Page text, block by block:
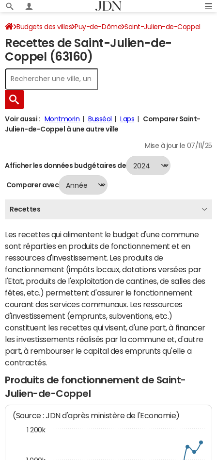
Budgets des villes Puy-de-Dôme Saint-Julien-de-Coppel
Recettes 2024
Recettes de Saint-Julien-de-
Coppel (63160)
Voir aussi : Montmorin Busséol Laps
Comparer Saint-
Julien-de-Coppel à une autre ville
Mise à jour le 07/11/25
Afficher les données budgétaires de
Comparer avec
Recettes
Les recettes qui alimentent le budget d'une commune
sont réparties en produits de fonctionnement et en
ressources d'investissement. Les produits de
fonctionnement (impôts locaux, dotations versées par
l'Etat, produits de l'exploitation de cantines, de salles des
fêtes, etc.) permettent d'assurer le fonctionnement
courant des services communaux. Les ressources
d'investissement (emprunts, subventions, etc.)
constituent les recettes qui visent, d'une part, à financer
les investissements réalisés par la commune et, d'autre
part, à rembourser le capital des emprunts qu'elle a
contractés.
Produits de fonctionnement de Saint-
Julien-de-Coppel
(Source : JDN d'après ministère de l'Economie)
1 200k